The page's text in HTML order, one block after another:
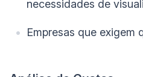
necessidades de
Empresas que exigem